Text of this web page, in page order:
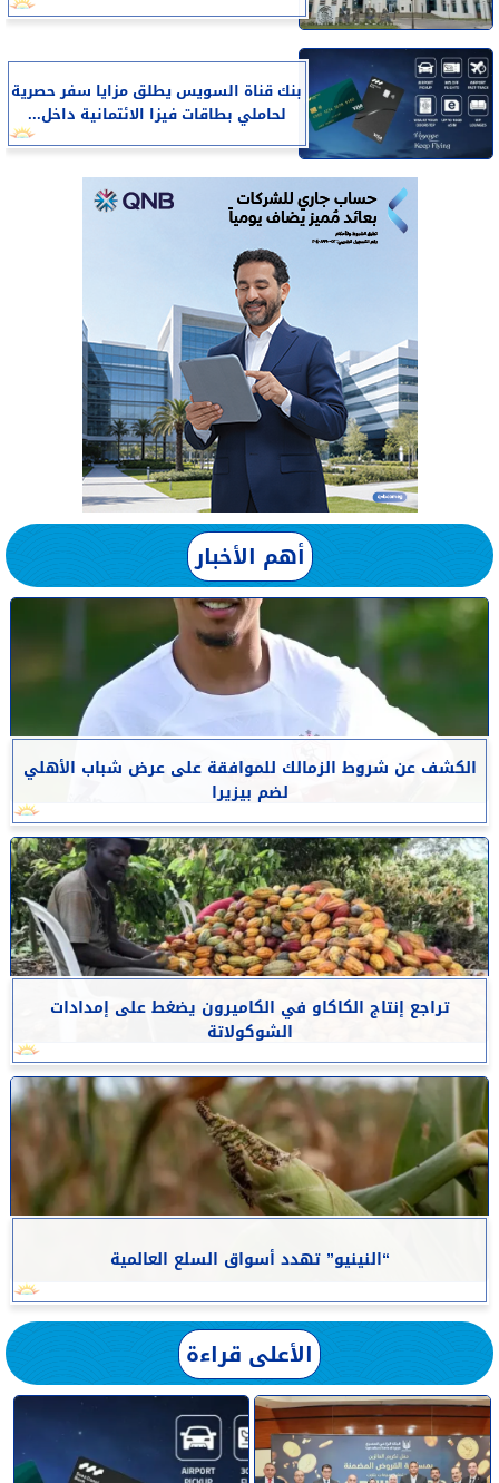
بنك قناة السويس يطلق مزايا سفر حصرية
لحاملي بطاقات فيزا الائتمانية داخل...
أهم الأخبار
الكشف عن شروط الزمالك للموافقة على عرض شباب الأهلي
لضم بيزيرا
تراجع إنتاج الكاكاو في الكاميرون يضغط على إمدادات
الشوكولاتة
“النينيو” تهدد أسواق السلع العالمية
الأعلى قراءة